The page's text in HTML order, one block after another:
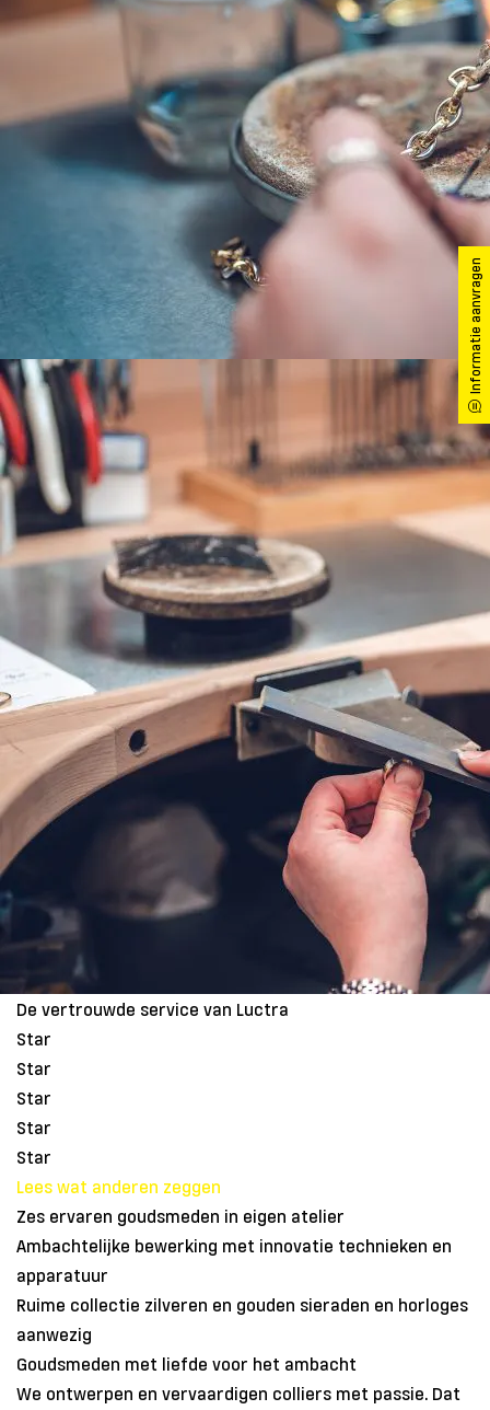
Informatie aanvragen
De vertrouwde service van Luctra
Star
Star
Star
Star
Star
Lees wat anderen zeggen
Zes ervaren goudsmeden in eigen atelier
Ambachtelijke bewerking met innovatie technieken en
apparatuur
Ruime collectie zilveren en gouden sieraden en horloges
aanwezig
Goudsmeden met liefde voor het ambacht
We ontwerpen en vervaardigen colliers met passie. Dat